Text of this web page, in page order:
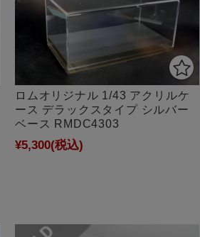
ロムオリジナル 1/43 アクリルケ
ース デラックスタイプ シルバー
ベース RMDC4303
¥5,300(税込)